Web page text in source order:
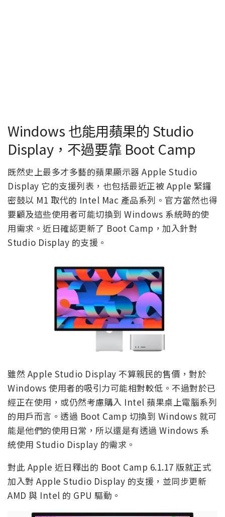
Windows 也能用蘋果的 Studio
Display，不過要靠 Boot Camp
既然史上最多才多藝的蘋果顯示器 Apple Studio
Display 它的支援列表，也包括最近正被 Apple 緊鑼
密鼓以 M1 取代的 Intel Mac 產品系列。官方當然也得
要顧及這些使用者可能切換到 Windows 系統時的使
用需求。近日確認更新了 Boot Camp，加入針對
Studio Display 的支援。
雖然 Apple Studio Display 不算親民的售價，對於
Windows 使用者的吸引力可能相對較低。不過對於已
經正在使用，或仍然考慮購入 Intel 蘋果桌上電腦系列
的用戶而言。透過 Boot Camp 切換到 Windows 就可
能是他們的使用日常，所以還是有透過 Windows 系
統使用 Studio Display 的需求。
對此 Apple 近日釋出的 Boot Camp 6.1.17 版就正式
加入對 Apple Studio Display 的支援，並同步更新
AMD 與 Intel 的 GPU 驅動。